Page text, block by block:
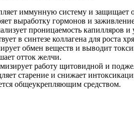
иммунную систему и защищает
выработку гормонов и
проницаемость капилляров и
в синтезе коллагена для роста
обмен веществ и выводит
отток желчи.
работу щитовидной и
старение и снижает
общеукрепляющим средством.